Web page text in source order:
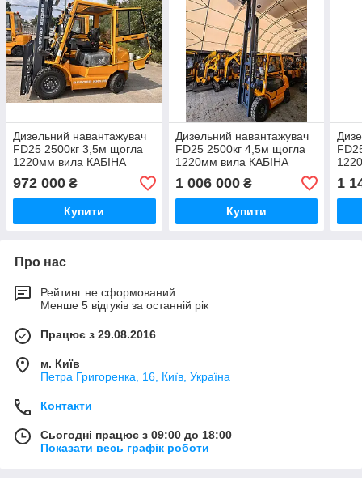
Дизельний навантажувач
FD25 2500кг 3,5м щогла
1220мм вила КАБІНА
972 000 ₴
Купити
Дизельний навантажувач
FD25 2500кг 4,5м щогла
1220мм вила КАБІНА
1 006 000₴
Купити
1
Про нас
Рейтинг не сформований
Менше 5 відгуків за останній рік
Працює з 29.08.2016
м. Київ
Петра Григоренка, 16, Київ, Україна
Контакти
Сьогодні працює з 09:00 до 18:00
Показати весь графік роботи